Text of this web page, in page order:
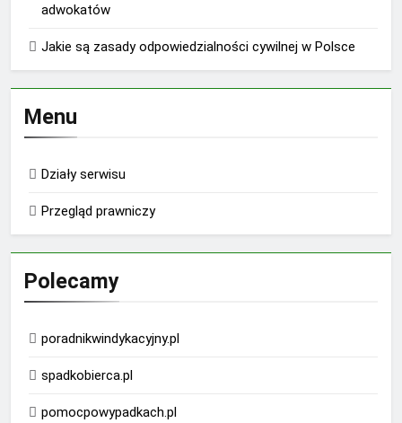
adwokatów
Jakie są zasady odpowiedzialności cywilnej w Polsce
Menu
Działy serwisu
Przegląd prawniczy
Polecamy
poradnikwindykacyjny.pl
spadkobierca.pl
pomocpowypadkach.pl